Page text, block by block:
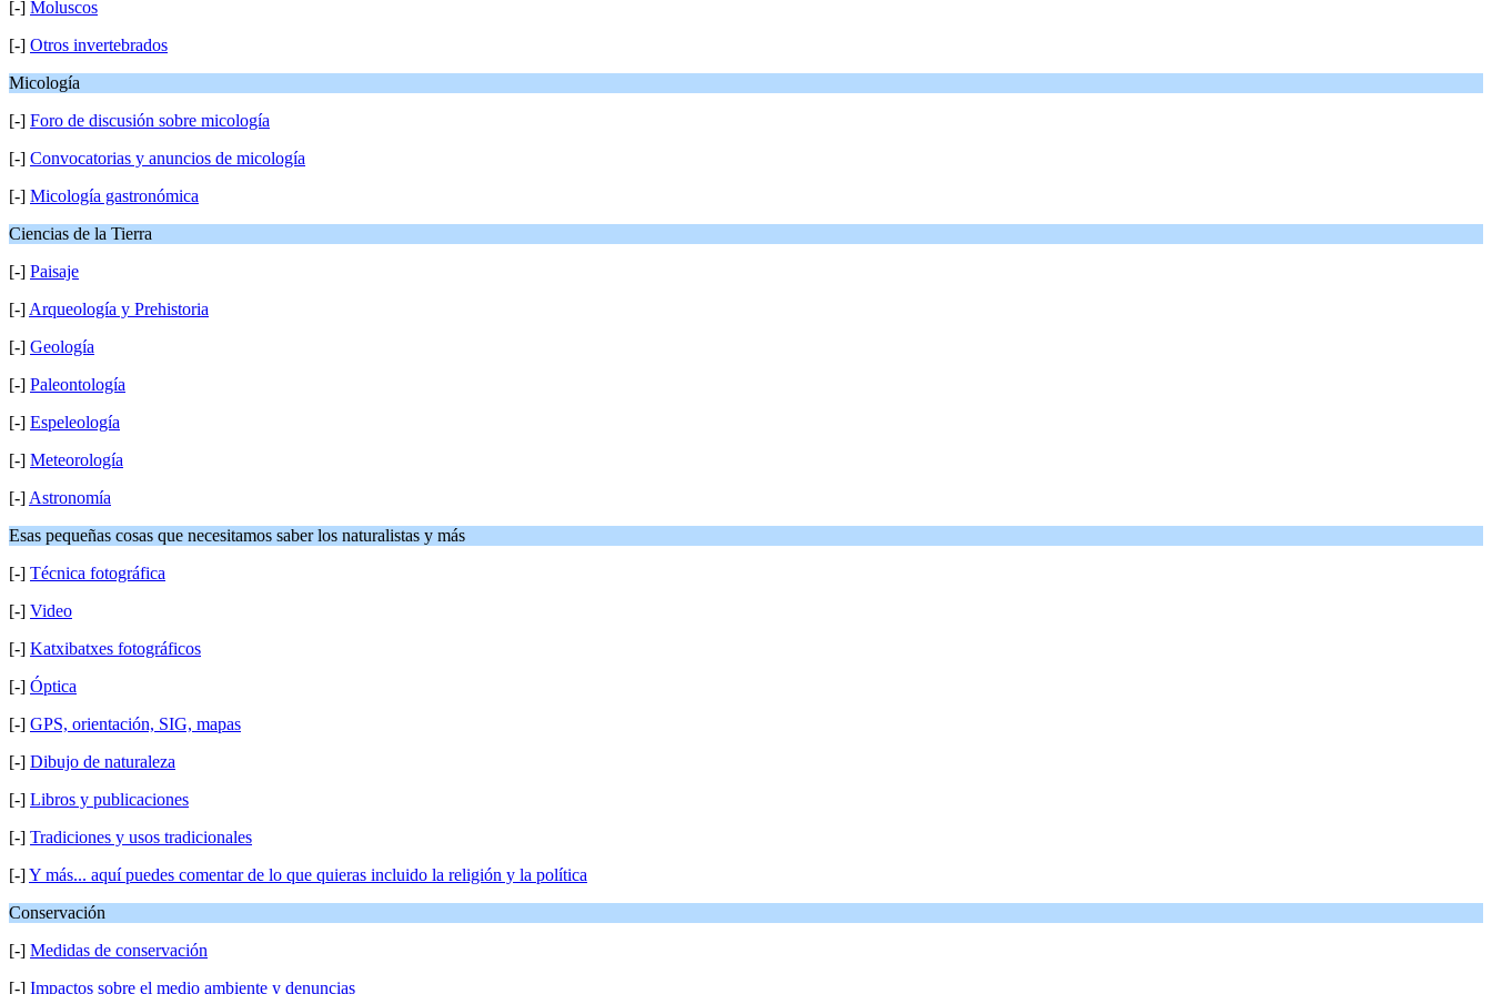
[-] Moluscos
[-] Otros invertebrados
Micología
[-] Foro de discusión sobre micología
[-] Convocatorias y anuncios de micología
[-] Micología gastronómica
Ciencias de la Tierra
[-] Paisaje
[-] Arqueología y Prehistoria
[-] Geología
[-] Paleontología
[-] Espeleología
[-] Meteorología
[-] Astronomía
Esas pequeñas cosas que necesitamos saber los naturalistas y más
[-] Técnica fotográfica
[-] Video
[-] Katxibatxes fotográficos
[-] Óptica
[-] GPS, orientación, SIG, mapas
[-] Dibujo de naturaleza
[-] Libros y publicaciones
[-] Tradiciones y usos tradicionales
[-]Y más... aquí puedes comentar de lo que quieras incluido la religión y la política
Conservación
[-] Medidas de conservación
[-] Impactos sobre el medio ambiente y denuncias